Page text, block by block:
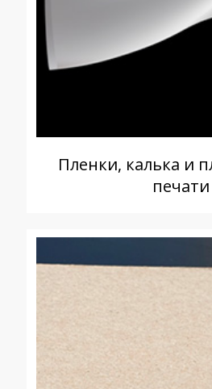
Пленки, калька и
печати